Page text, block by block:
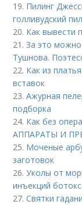
19. Пилинг
голливудский
20. Как вывести
21.За это
Тушнова.
22. Как из
вставок
23.Ажурная
подборка
24. Как без
АППАРАТЫ И
25. Моченые
заготовок
26.Уколы от
инъекций
27.Святки